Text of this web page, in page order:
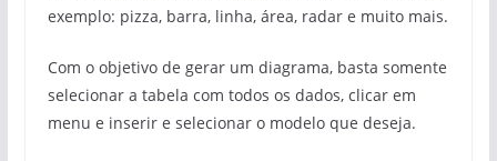
exemplo: pizza, barra, linha, área, radar e muito mais.
Com o objetivo de gerar um diagrama, basta somente
selecionar a tabela com todos os dados, clicar em
menu e inserir e selecionar o modelo que deseja.